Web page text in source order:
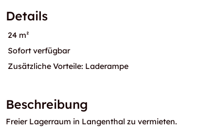
Details
24 m²
Sofort verfügbar
Zusätzliche Vorteile: Laderampe
Beschreibung
Freier Lagerraum in Langenthal zu vermieten.